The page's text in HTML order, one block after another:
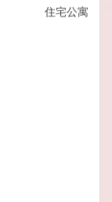
住宅公寓